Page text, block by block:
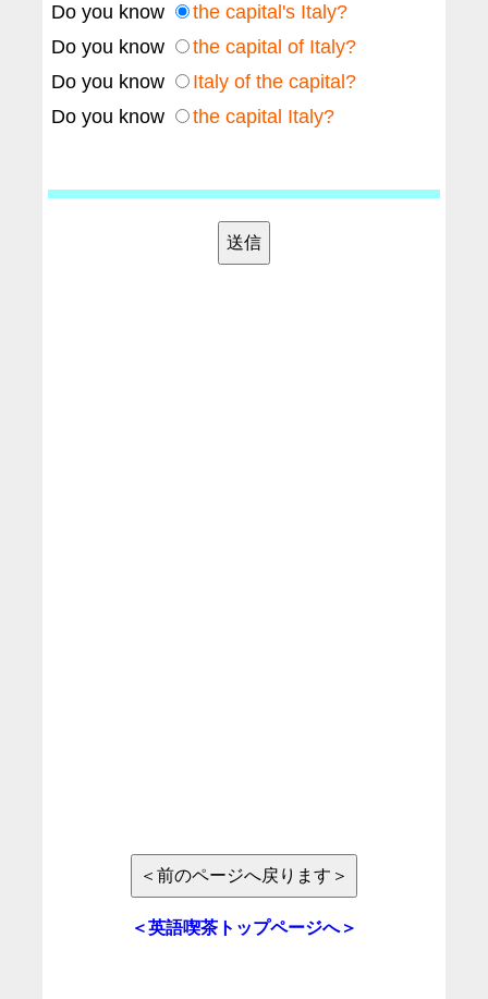
Do you know
the capital's Italy?
Do you know
the capital of Italy?
Do you know
Italy of the capital?
Do you know
the capital Italy?
＜英語喫茶トップページへ＞